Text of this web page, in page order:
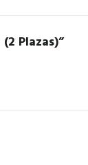
Plazas)”